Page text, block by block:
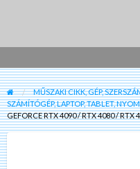
MŰSZAKI CIKK, GÉP,
SZÁMÍTÓGÉP, LAPTOP, TABLET,
GEFORCE RTX 4090 / RTX 4080 / RTX